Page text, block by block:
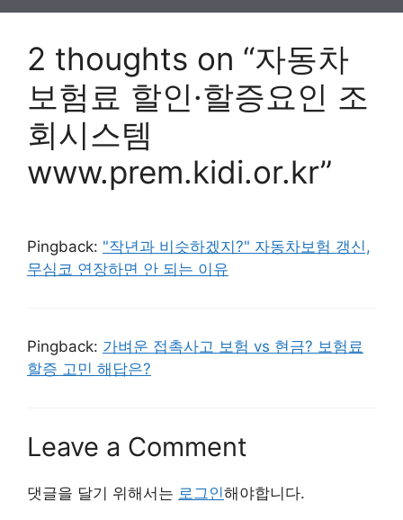
2 thoughts on “자동차
보험료 할인·할증요인 조
회시스템
www.prem.kidi.or.kr”
Pingback: "작년과 비슷하겠지?" 자동차보험 갱신,
무심코 연장하면 안 되는 이유
Pingback: 가벼운 접촉사고 보험 vs 현금? 보험료
할증 고민 해답은?
Leave a Comment
댓글을 달기 위해서는 로그인해야합니다.